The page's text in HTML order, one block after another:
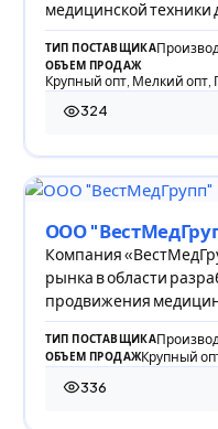
медицинской техники
ТИП ПОСТАВЩИКА
ОБЪЕМ ПРОДАЖ
Крупный опт, Мелкий
324
324 просмотра
ООО
Компания
рынка в области
продвижения
ТИП ПОСТАВЩИКА
ОБЪЕМ ПРОДАЖКрупный
336
336 просмотров